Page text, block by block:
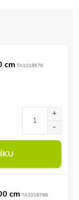
cm TA1018676
cm TA1018786